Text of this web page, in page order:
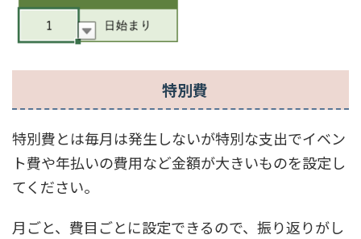
特別費
特別費とは毎月は発生しないが特別な支出でイベン
ト費や年払いの費用など金額が大きいものを設定し
てください。
月ごと、費目ごとに設定できるので、振り返りがし